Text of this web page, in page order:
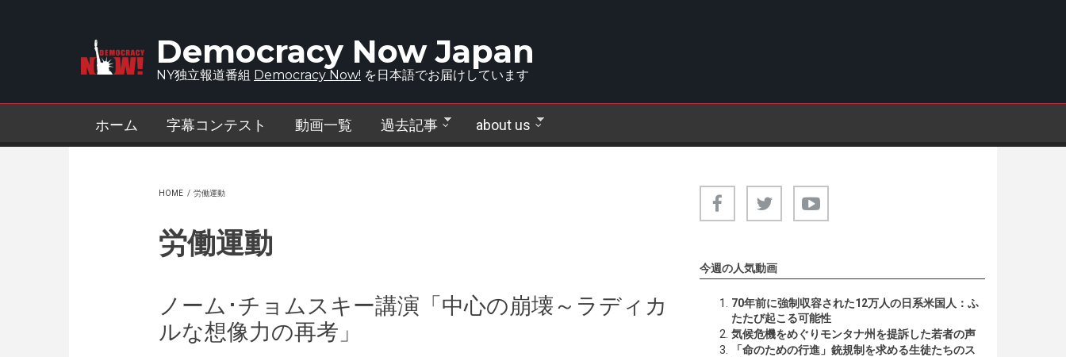
Democracy Now Japan
NY独立報道番組 Democracy Now! を日本語でお届けしています
ホーム 字幕コンテスト 動画一覧 過去記事 about us
HOME / 労働運動
労働運動
ノーム･チョムスキー講演「中心の崩壊～ラディカ
ルな想像力の再考」
今週の人気動画
70年前に強制収容された12万人の日系米国人：ふ
たたび起こる可能性
気候危機をめぐりモンタナ州を提訴した若者の声
「命のための行進」銃規制を求める生徒たちのス